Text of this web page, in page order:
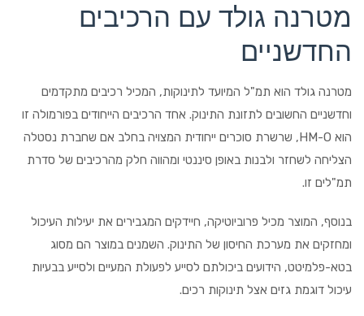
מטרנה גולד עם הרכיבים
החדשניים
מטרנה גולד הוא תמ"ל המיועד לתינוקות, המכיל רכיבים מתקדמים
וחדשניים החשובים לתזונת התינוק. אחד הרכיבים הייחודים בפורמולה זו
הוא HM-O, שרשרת סוכרים ייחודית המצויה בחלב אם שחברת נסטלה
הצליחה לשחזר ולבנות באופן סיננטי ומהווה חלק מהרכיבים של סדרת
תמ"לים זו.
בנוסף, המוצר מכיל פרוביוטיקה, חיידקים המגבירים את יעילות העיכול
ומחזקים את מערכת החיסון של התינוק. השמנים במוצר הם מסוג
בטא-פלמיטט, הידועים ביכולתם לסייע לפעולת המעיים ולסייע בבעיות
עיכול דוגמת גזים אצל תינוקות רכים.